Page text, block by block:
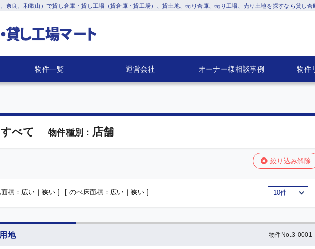
奈良、和歌山）で貸し倉庫・貸し工場（貸倉庫・貸工場）、貸土地、売り倉庫、売り工場、売り土地を探すなら貸し
物件一覧 運営会社 オーナー様相談事例 物件
べて 物件種別： 店舗
絞り込み解除
積： 広い ｜ 狭い ] [ のべ床面積： 広い ｜狭い]
地 物件No.3-0001